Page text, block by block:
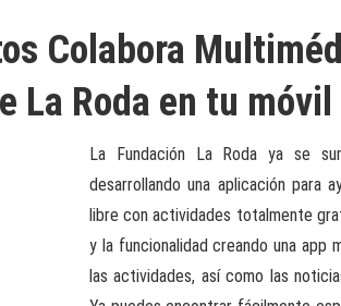
Colabora
La Roda en tu móvil
La Fundación La Roda ya se
desarrollando una aplicación para
libre con actividades totalmente
y la funcionalidad creando una app
las actividades, así como las